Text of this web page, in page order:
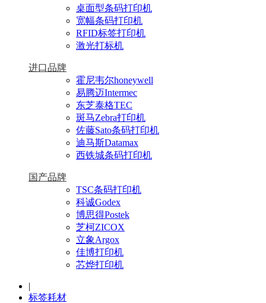
桌面型条码打印机
宽幅条码打印机
RFID标签打印机
激光打标机
进口品牌
霍尼韦尔honeywell
易腾迈Intermec
东芝泰格TEC
斑马Zebra打印机
佐藤Sato条码打印机
迪马斯Datamax
西铁城条码打印机
国产品牌
TSC条码打印机
科诚Godex
博思得Postek
芝柯ZICOX
立象Argox
佳博打印机
芯烨打印机
|
标签耗材